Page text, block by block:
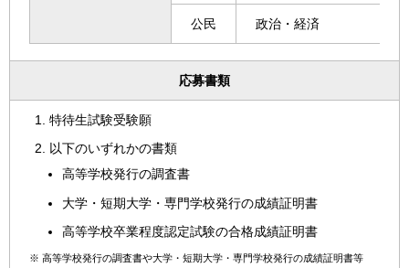
公民 政治・経済
応募書類
特待生試験受験願
以下のいずれかの書類
高等学校発行の調査書
大学・短期大学・専門学校発行の成績証明書
高等学校卒業程度認定試験の合格成績証明書
※ 高等学校発行の調査書や大学・短期大学・専門学校発行の成績証明書等